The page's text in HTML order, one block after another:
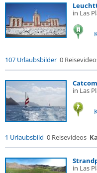
in Las
107 Urlaubsbilder 0
in Las
1 Urlaubsbild 0 Reisevideos
in Las